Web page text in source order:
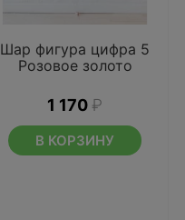
Шар фигура цифра 5
Розовое золото
1 170 ₽
В КОРЗИНУ